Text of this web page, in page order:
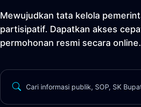
Mewujudkan tata kelola
partisipatif. Dapatkan akses
permohonan resmi secara online.